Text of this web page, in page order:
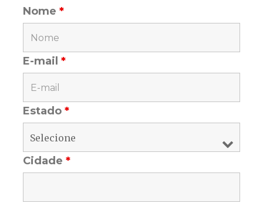
Nome*
E-mail*
Estado*
Cidade*